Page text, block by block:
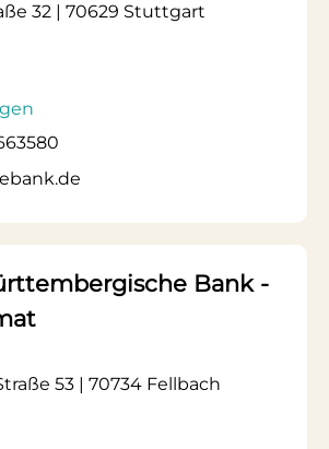
32 | 70629 Stuttgart
Bank -
53 | 70734 Fellbach